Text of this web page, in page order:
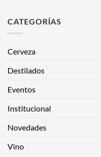
CATEGORÍAS
Cerveza
Destilados
Eventos
Institucional
Novedades
Vino